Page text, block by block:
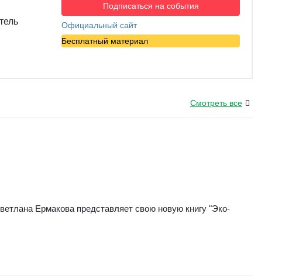
Подписаться на события
Официальный сайт
Бесплатный материал
Смотреть все
Ермакова представляет свою новую книгу "Эко-